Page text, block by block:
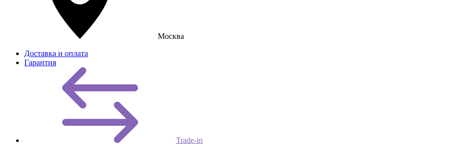
Москва
Доставка и оплата
Гарантия
Trade-in